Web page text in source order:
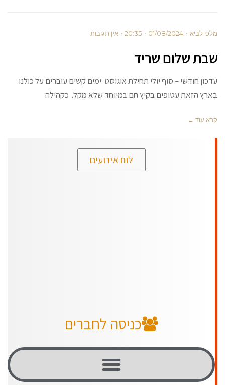
מלכי לביא 01/08/2024
20:35 אין תגובות
שבת שלום שריד
עדכון חודשי – סוף יולי תחילת אוגוסט ימים קשים עוברים על כולנו
בארץ הזאת עטופים בקיץ חם במיוחד שלא מקל. כקהילה
קרא עוד ←
לוח אירועים
כניסה לחברים